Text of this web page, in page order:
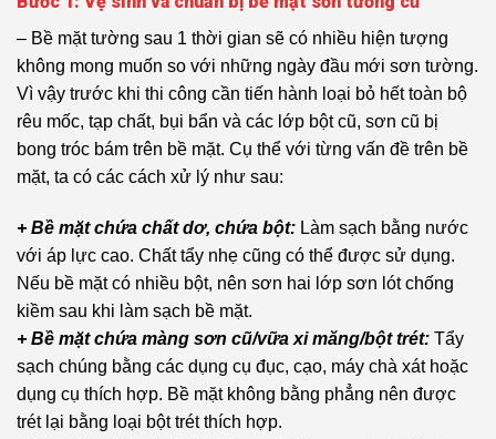
– Bề mặt tường sau 1 thời gian sẽ có nhiều hiện tượng
không mong muốn so với những ngày đầu mới sơn tường.
Vì vậy trước khi thi công cần tiến hành loại bỏ hết toàn bộ
rêu mốc, tạp chất, bụi bẩn và các lớp bột cũ, sơn cũ bị
bong tróc bám trên bề mặt. Cụ thể với từng vấn đề trên bề
mặt, ta có các cách xử lý như sau:
+ Bề mặt chứa chất dơ, chứa bột: Làm sạch bằng nước
với áp lực cao. Chất tẩy nhẹ cũng có thể được sử dụng.
Nếu bề mặt có nhiều bột, nên sơn hai lớp sơn lót chống
kiềm sau khi làm sạch bề mặt.
+ Bề mặt chứa màng sơn cũ/vữa xi măng/bột trét: Tẩy
sạch chúng bằng các dụng cụ đục, cạo, máy chà xát hoặc
dụng cụ thích hợp. Bề mặt không bằng phẳng nên được
trét lại bằng loại bột trét thích hợp.